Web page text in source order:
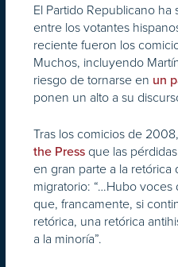
El Partido Republicano
entre los votantes
reciente fueron los
Muchos, incluyendo
riesgo de tornarse en un
ponen un alto a su
Tras los comicios de
the Press que las
en gran parte a la
migratorio: “…Hubo
que, francamente, si
retórica, una retórica
a la minoría”.